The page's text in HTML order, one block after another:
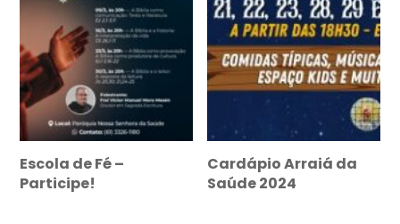
Escola de Fé –
Participe!
Cardápio Arraiá da
Saúde 2024